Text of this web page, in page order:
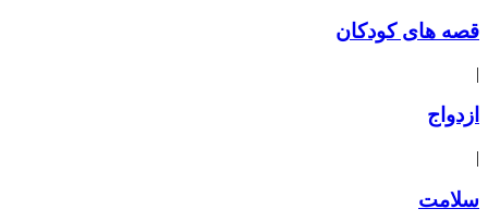
قصه های کودکان
|
ازدواج
|
سلامت